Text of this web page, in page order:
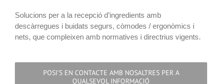
Solucions per a la recepció d’ingredients amb
descàrregues i buidats segurs, còmodes / ergonòmics i
nets, que compleixen amb normatives i directrius vigents.
POSI’S EN CONTACTE AMB NOSALTRES PER A
QUALSEVOL INFORMACIÓ